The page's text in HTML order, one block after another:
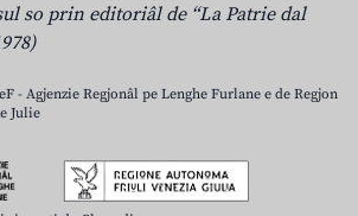
so prin editoriâl de “La Patrie dal
- Agjenzie Regjonâl pe Lenghe Furlane e de Regjon
Julie